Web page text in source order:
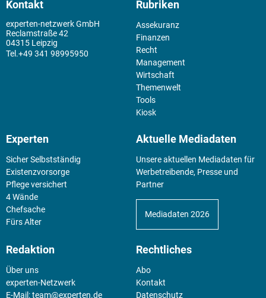
Kontakt
experten-netzwerk GmbH
Reclamstraße 42
04315 Leipzig
+49 341 98995950
Rubriken
Assekuranz
Finanzen
Recht
Management
Wirtschaft
Themenwelt
Tools
Kiosk
Experten
Sicher Selbstständig
Existenz­vorsorge
Pflege versichert
4 Wände
Chefsache
Fürs Alter
Aktuelle Mediadaten
Unsere aktuellen Mediadaten für
Werbetreibende, Presse und
Partner
Mediadaten 2026
Redaktion
Über uns
experten-Netzwerk
E-Mail:team@experten.de
Rechtliches
Abo
Kontakt
Datenschutz